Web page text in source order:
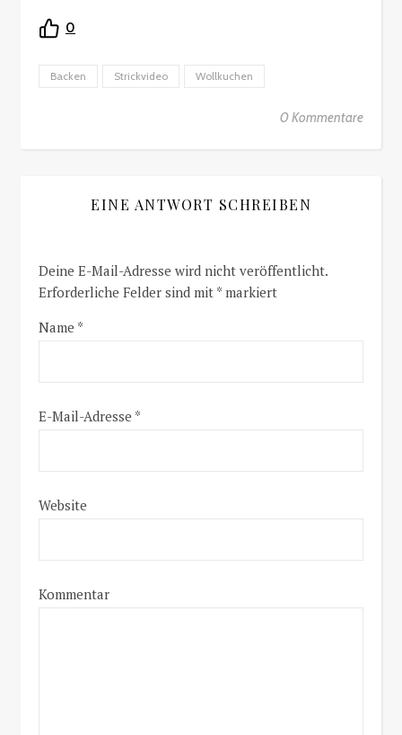
0
Backen Strickvideo Wollkuchen
0 Kommentare
EINE ANTWORT SCHREIBEN
Deine E-Mail-Adresse wird nicht veröffentlicht.
Erforderliche Felder sind mit * markiert
Name *
E-Mail-Adresse *
Website
Kommentar